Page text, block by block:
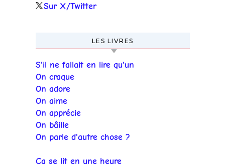
Sur X/Twitter
LES LIVRES
S'il ne fallait en lire qu'un
On craque
On adore
On aime
On apprécie
On bâille
On parle d'autre chose ?
Ca se lit en une heure